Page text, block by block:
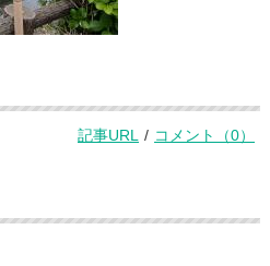
記事URL / コメント（0）